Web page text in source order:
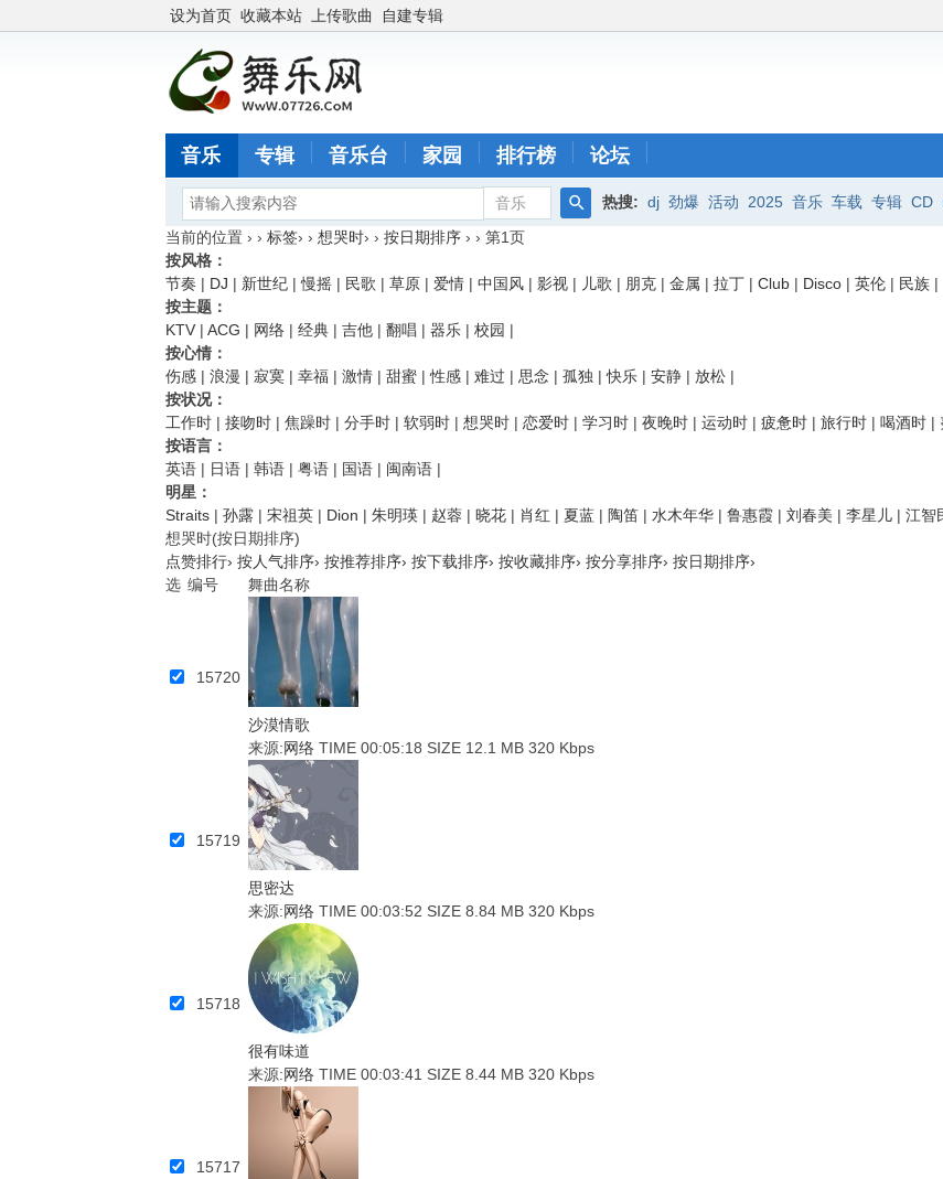
设为首页 收藏本站 上传歌曲 自建专辑
音乐 专辑 音乐台 家园 排行榜 论坛
音乐 热搜: dj 劲爆 活动 2025 音乐 车载 专辑 CD
当前的位置 › › 标签› › 想哭时› › 按日期排序 › › 第1页
按风格：
节奏 | DJ | 新世纪 |慢摇 | 民歌 | 草原 | 爱情 | 中国风 | 影视 | 儿歌 | 朋克 | 金属 | 拉丁 | Club | Disco | 英伦 | 民族 |
按主题：
KTV | ACG | 网络 | 经典 | 吉他 | 翻唱 | 器乐 | 校园 |
按心情：
伤感 | 浪漫 | 寂寞 | 幸福 | 激情 | 甜蜜 |性感 | 难过 | 思念 | 孤独 |快乐 | 安静 | 放松 |
按状况：
工作时 | 接吻时 | 焦躁时 | 分手时 | 软弱时 | 想哭时 | 恋爱时 | 学习时 | 夜晚时 | 运动时 | 疲惫时 | 旅行时 | 喝酒时 |
按语言：
英语 | 日语 | 韩语 | 粤语 | 国语 | 闽南语 |
明星：
Straits | 孙露 | 宋祖英 | Dion | 朱明瑛 | 赵蓉 | 晓花 | 肖红 | 夏蓝 | 陶笛 | 水木年华 | 鲁惠霞 | 刘春美 | 李星儿 | 江智
想哭时(按日期排序)
点赞排行› 按人气排序› 按推荐排序› 按下载排序› 按收藏排序› 按分享排序› 按日期排序›
选 编号 舞曲名称
15720
沙漠情歌
来源:网络 TIME 00:05:18 SIZE 12.1 MB 320 Kbps
15719
思密达
来源:网络 TIME 00:03:52 SIZE 8.84 MB 320 Kbps
15718
很有味道
来源:网络 TIME 00:03:41 SIZE 8.44 MB 320 Kbps
15717